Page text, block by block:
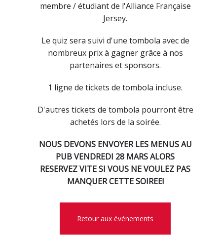
membre / étudiant de l'Alliance Française
Jersey.
Le quiz sera suivi d'une tombola avec de
nombreux prix à gagner grâce à nos
partenaires et sponsors.
1 ligne de tickets de tombola incluse.
D'autres tickets de tombola pourront être
achetés lors de la soirée.
NOUS DEVONS ENVOYER LES MENUS AU
PUB VENDREDI 28 MARS ALORS
RESERVEZ VITE SI VOUS NE VOULEZ PAS
MANQUER CETTE SOIREE!
Retour aux événements